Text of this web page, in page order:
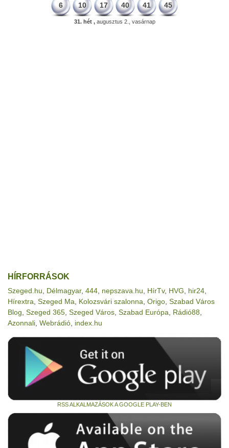
6 10 17 40 41 45
31. hét ,augusztus 2., vasárnap
HÍRFORRÁSOK
Szeged.hu Délmagyar, 444 nepszava.hu HírTv, HVG hir24
Hírextra Szeged Ma Kolozsvári szalonna Origo Szabad Város
Blog Szeged 365 Szeged Város Szabad Európa Rádió88
Azonnali Webrádió index.hu
RSS ALKALMAZÁSOK A GOOGLE PLAY-BEN